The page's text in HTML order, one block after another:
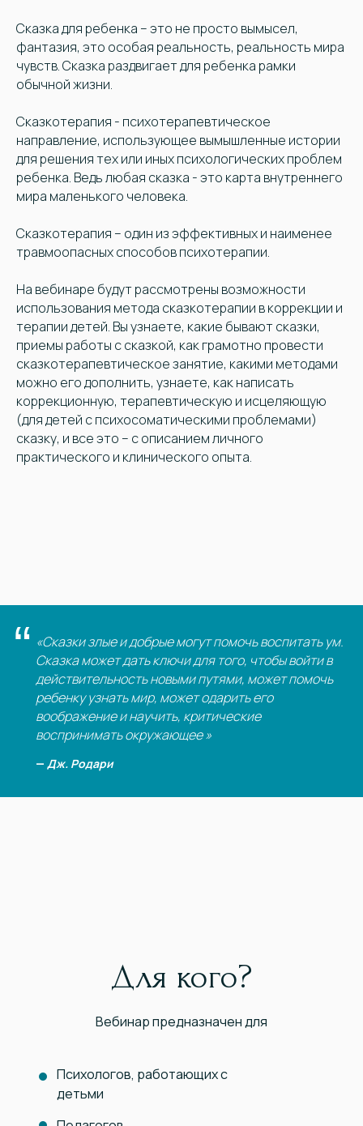
Сказка для ребенка – это не просто вымысел,
фантазия, это особая реальность, реальность мира
чувств. Сказка раздвигает для ребенка рамки
обычной жизни.
Сказкотерапия - психотерапевтическое
направление, использующее вымышленные истории
для решения тех или иных психологических проблем
ребенка. Ведь любая сказка - это карта внутреннего
мира маленького человека.
Сказкотерапия – один из эффективных и наименее
травмоопасных способов психотерапии.
На вебинаре будут рассмотрены возможности
использования метода сказкотерапии в коррекции и
терапии детей. Вы узнаете, какие бывают сказки,
приемы работы с сказкой, как грамотно провести
сказкотерапевтическое занятие, какими методами
можно его дополнить, узнаете, как написать
коррекционную, терапевтическую и исцеляющую
(для детей с психосоматическими проблемами)
сказку, и все это – с описанием личного
практического и клинического опыта.
“ «Сказки злые и добрые могут помочь воспитать ум.
Сказка может дать ключи для того, чтобы войти в
действительность новыми путями, может помочь
ребенку узнать мир, может одарить его
воображение и научить, критические
воспринимать окружающее »
— Дж. Родари
Для кого?
Вебинар предназначен для
Психологов, работающих с
детьми